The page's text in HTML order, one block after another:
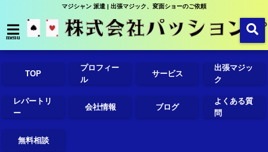
マジシャン 派遣 | 出張マジック、変面ショーのご依頼
menu
TOP
プロフィー
ル
サービス
出張マジッ
ク
レパートリ
ー
会社情報 ブログ
よくある質
問
無料相談